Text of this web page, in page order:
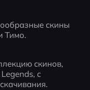
скины
Тимо.
скинов,
с